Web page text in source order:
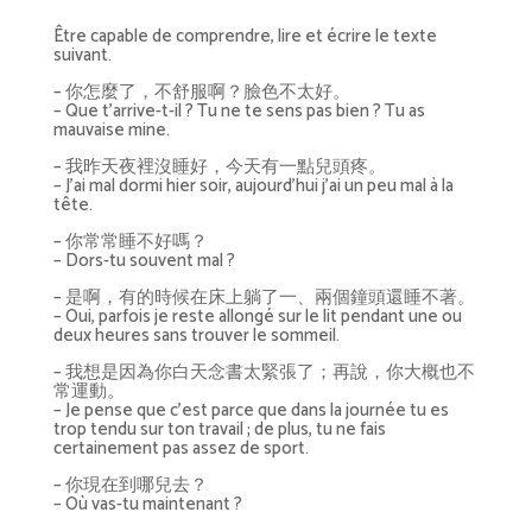
Être capable de comprendre, lire et écrire le texte
suivant.
– 你怎麼了，不舒服啊？臉色不太好。
– Que t’arrive-t-il ? Tu ne te sens pas bien ? Tu as
mauvaise mine.
– 我昨天夜裡沒睡好，今天有一點兒頭疼。
– J’ai mal dormi hier soir, aujourd’hui j’ai un peu mal à la
tête.
– 你常常睡不好嗎？
– Dors-tu souvent mal ?
– 是啊，有的時候在床上躺了一、兩個鐘頭還睡不著。
– Oui, parfois je reste allongé sur le lit pendant une ou
deux heures sans trouver le sommeil.
– 我想是因為你白天念書太緊張了；再說，你大概也不
常運動。
– Je pense que c’est parce que dans la journée tu es
trop tendu sur ton travail ; de plus, tu ne fais
certainement pas assez de sport.
– 你現在到哪兒去？
– Où vas-tu maintenant ?